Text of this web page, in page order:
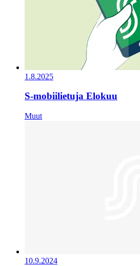
1.8.2025
S-mobiilietuja Elokuu
Muut
10.9.2024